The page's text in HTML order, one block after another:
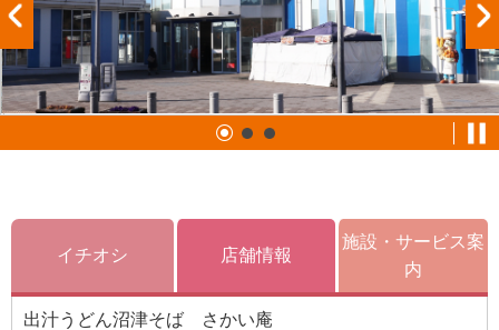
イチオシ 店舗情報
施設・サービス案
内
出汁うどん沼津そば さかい庵